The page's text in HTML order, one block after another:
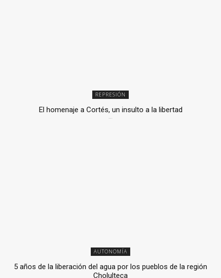
REPRESIÓN
El homenaje a Cortés, un insulto a la libertad
AUTONOMÍA
5 años de la liberación del agua por los pueblos de la región
Cholulteca